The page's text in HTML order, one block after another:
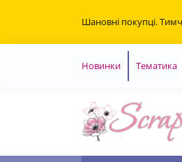
Шановні покупці.
Новинки Тематика